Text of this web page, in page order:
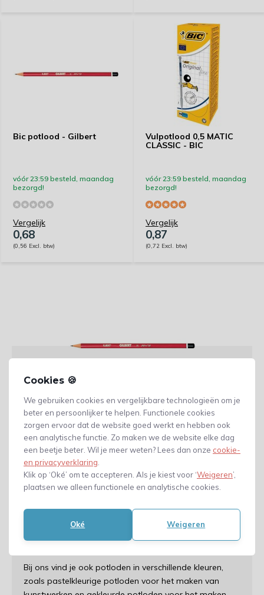
Cookies 🍪
We gebruiken cookies en vergelijkbare technologieën om je
beter en persoonlijker te helpen. Functionele cookies
zorgen ervoor dat de website goed werkt en hebben ook
een analytische functie. Zo maken we de website elke dag
een beetje beter. Wil je meer weten? Lees dan onze cookie-
en privacyverklaring
Klik op ‘Oké’ om te accepteren. Als je kiest voor ‘Weigeren’,
plaatsen we alleen functionele en analytische cookies.
Oké Weigeren
Bic potlood - Gilbert
vóór 23:59 besteld, maandag
bezorgd!
Vergelijk
0,68
(0,56 Excl. btw)
Vulpotlood 0,5 MATIC
CLASSIC - BIC
vóór 23:59 besteld, maandag
bezorgd!
Vergelijk
0,87
(0,72 Excl. btw)
Onzepotlodenzijn gemaakt van hoogwaardige
materialen en zijn verkrijgbaar in verschillende
hardheidsgraden en kleuren. Van zachte
grafietpotlodendie perfect zijn voor schetsen en
tekenen tot harde potloden die ideaal zijn voor
potlood voor elke taak.
Ruim assortiment potloden
Bij ons vind je ook potloden in verschillende kleuren,
zoals pastelkleurige potloden voor het maken van